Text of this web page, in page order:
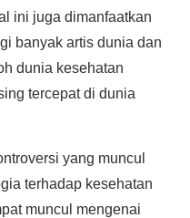
ini juga dimanfaatkan
banyak artis dunia dan
dunia kesehatan
tercepat di dunia
yang muncul
terhadap kesehatan
muncul mengenai